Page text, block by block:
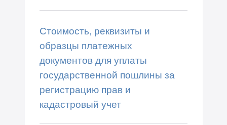
Стоимость, реквизиты и
образцы платежных
документов для уплаты
государственной пошлины за
регистрацию прав и
кадастровый учет